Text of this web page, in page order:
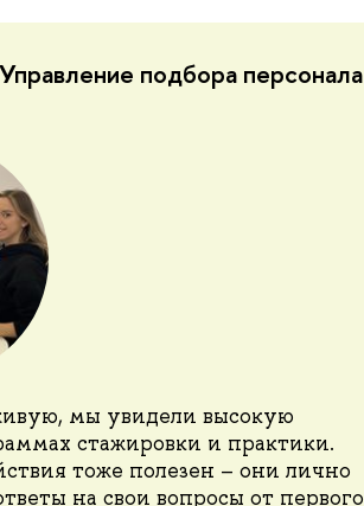
подбора персонала
мы увидели высокую
стажировки и практики.
тоже полезен – они лично
на свои вопросы от первого